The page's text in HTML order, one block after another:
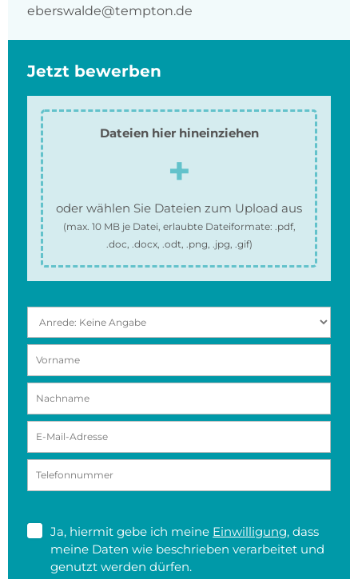
eberswalde@tempton.de
Jetzt bewerben
Dateien hier hineinziehen
oder wählen Sie Dateien zum Upload aus
(max. 10 MBje Datei, erlaubte Dateiformate: .pdf,
.doc, .docx, .odt, .png, .jpg, .gif)
Ja, hiermit gebe ich meine Einwilligung, dass
meine Daten wie beschrieben verarbeitet und
genutzt werden dürfen.